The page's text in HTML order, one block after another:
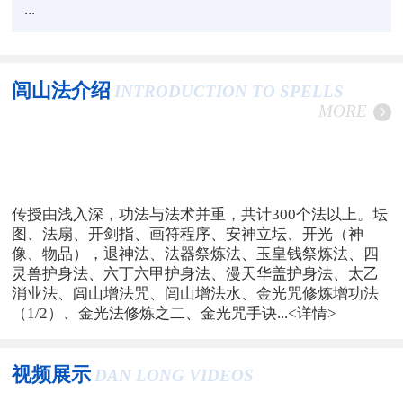
...
闾山法介绍 INTRODUCTION TO SPELLS
MORE
传授由浅入深，功法与法术并重，共计300个法以上。坛
图、法扇、开剑指、画符程序、安神立坛、开光（神
像、物品），退神法、法器祭炼法、玉皇钱祭炼法、四
灵兽护身法、六丁六甲护身法、漫天华盖护身法、太乙
消业法、闾山增法咒、闾山增法水、金光咒修炼增功法
（1/2）、金光法修炼之二、金光咒手诀...<详情>
视频展示 DAN LONG VIDEOS